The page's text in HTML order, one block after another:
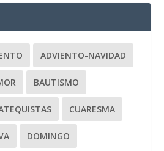
ADVIENTO-NAVIDAD
BAUTISMO
CUARESMA
DOMINGO